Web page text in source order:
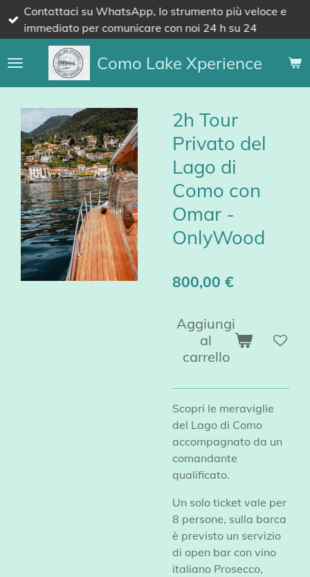
Vai
contenuto
principale
Como Lake Xperience
Contattaci su WhatsApp, lo strumento più veloce e
immediato per comunicare con noi 24 h su 24
2h Tour
Privato del
Lago di
Como con
Omar -
OnlyWood
800,00 €
Aggiungi
al
carrello
Scopri le meraviglie
del Lago di Como
accompagnato da un
comandante
qualificato.
Un solo ticket vale per
8 persone, sulla barca
è previsto un servizio
di open bar con vino
italiano Prosecco,